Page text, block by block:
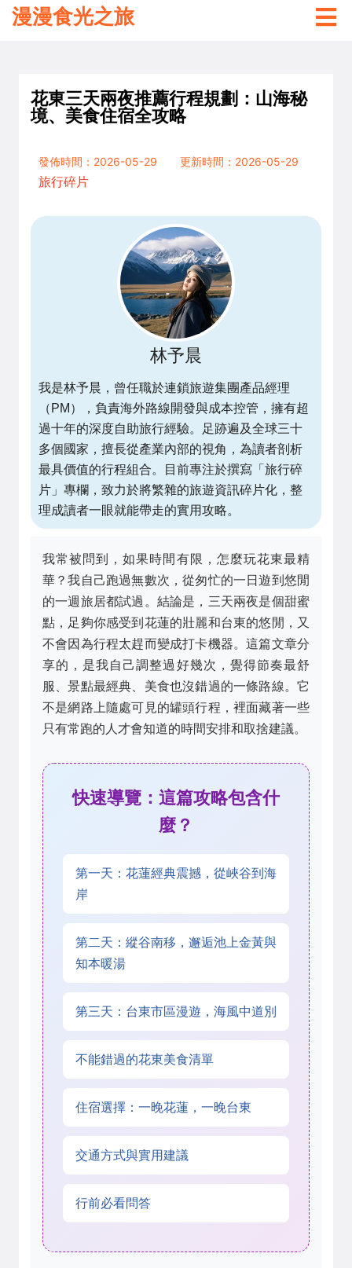
漫漫食光之旅
花東三天兩夜推薦行程規劃：山海秘
境、美食住宿全攻略
發佈時間：2026-05-29
更新時間：2026-05-29
旅行碎片
林予晨
我是林予晨，曾任職於連鎖旅遊集團產品經理
（PM），負責海外路線開發與成本控管，擁有超
過十年的深度自助旅行經驗。足跡遍及全球三十
多個國家，擅長從產業內部的視角，為讀者剖析
最具價值的行程組合。目前專注於撰寫「旅行碎
片」專欄，致力於將繁雜的旅遊資訊碎片化，整
理成讀者一眼就能帶走的實用攻略。
我常被問到，如果時間有限，怎麼玩花東最精
華？我自己跑過無數次，從匆忙的一日遊到悠閒
的一週旅居都試過。結論是，三天兩夜是個甜蜜
點，足夠你感受到花蓮的壯麗和台東的悠閒，又
不會因為行程太趕而變成打卡機器。這篇文章分
享的，是我自己調整過好幾次，覺得節奏最舒
服、景點最經典、美食也沒錯過的一條路線。它
不是網路上隨處可見的罐頭行程，裡面藏著一些
只有常跑的人才會知道的時間安排和取捨建議。
快速導覽：這篇攻略包含什
麼？
第一天：花蓮經典震撼，從峽谷到海
岸
第二天：縱谷南移，邂逅池上金黃與
知本暖湯
第三天：台東市區漫遊，海風中道別
不能錯過的花東美食清單
住宿選擇：一晚花蓮，一晚台東
交通方式與實用建議
行前必看問答